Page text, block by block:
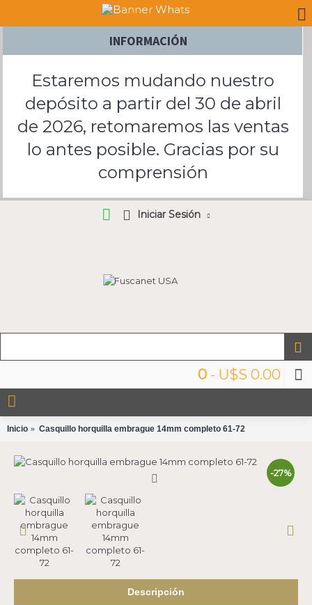
INFORMACIÓN
Estaremos mudando nuestro
depósito a partir del 30 de abril
de 2026, retomaremos las ventas
lo antes posible. Gracias por su
comprensión
Iniciar Sesión
0 - U$S 0.00
Inicio Casquillo horquilla embrague 14mm completo 61-72
-27%
Descripción